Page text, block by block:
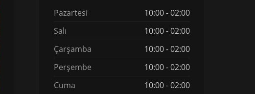
Pazartesi
10:00 - 02:00
Salı
10:00 - 02:00
Çarşamba
10:00 - 02:00
Perşembe
10:00 - 02:00
Cuma
10:00 - 02:00